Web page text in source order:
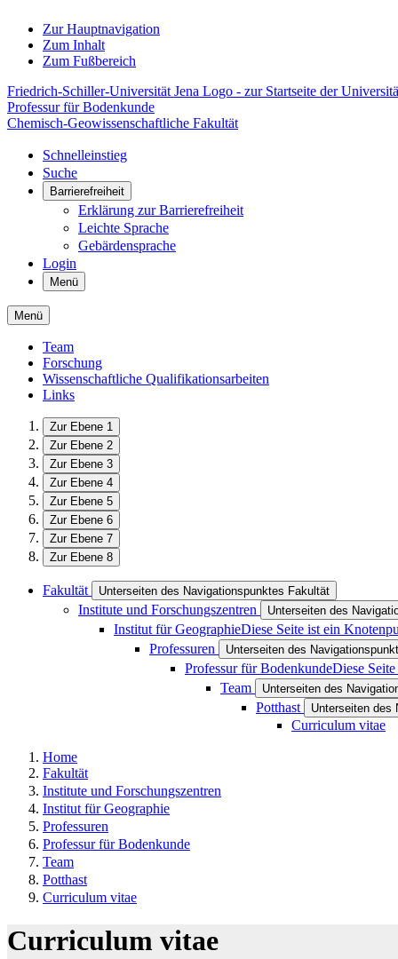
Zur Hauptnavigation
Zum Inhalt
Zum Fußbereich
Friedrich-Schiller-Universität Jena Logo - zur Startseite der
Professur für Bodenkunde
Chemisch-Geowissenschaftliche Fakultät
Schnelleinstieg
Suche
Barrierefreiheit
Erklärung zur Barrierefreiheit
Leichte Sprache
Gebärdensprache
Login
Menü
Menü
Team
Forschung
Wissenschaftliche Qualifikationsarbeiten
Links
Zur Ebene 1
Zur Ebene 2
Zur Ebene 3
Zur Ebene 4
Zur Ebene 5
Zur Ebene 6
Zur Ebene 7
Zur Ebene 8
Fakultät Unterseiten des Navigationspunktes Fakultät
Institute und Forschungszentren Unterseiten des
Institut für GeographieDiese Seite ist ein
Professuren
Unterseiten des
Professur für BodenkundeDiese
Team
Unterseiten des
Potthast Unterseiten des
Curriculum vitae
Home
Fakultät
Institute und Forschungszentren
Institut für Geographie
Professuren
Professur für Bodenkunde
Team
Potthast
Curriculum vitae
Curriculum vitae